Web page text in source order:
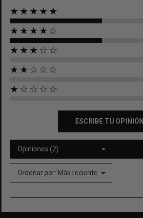
★★★★★
★★★★☆
★★★☆☆
★★☆☆☆
★☆☆☆☆
ESCRIBE TU OPINIÓN
Opiniones (2)
Ordenar por: Más reciente